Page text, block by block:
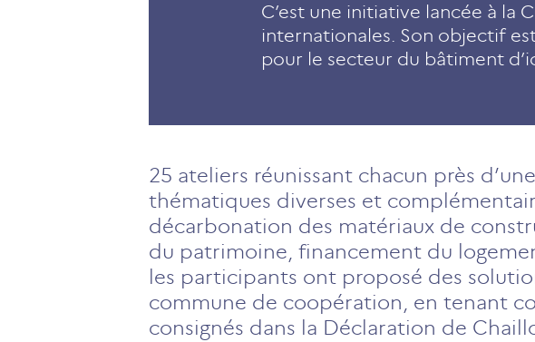
C’est une initiative lancée à la
internationales. Son objectif
pour le secteur du bâtiment
25 ateliers réunissant chacun près
thématiques diverses et
décarbonation des matériaux de
du patrimoine, financement du
les participants ont proposé des
commune de coopération, en tenant
consignés dans la Déclaration de